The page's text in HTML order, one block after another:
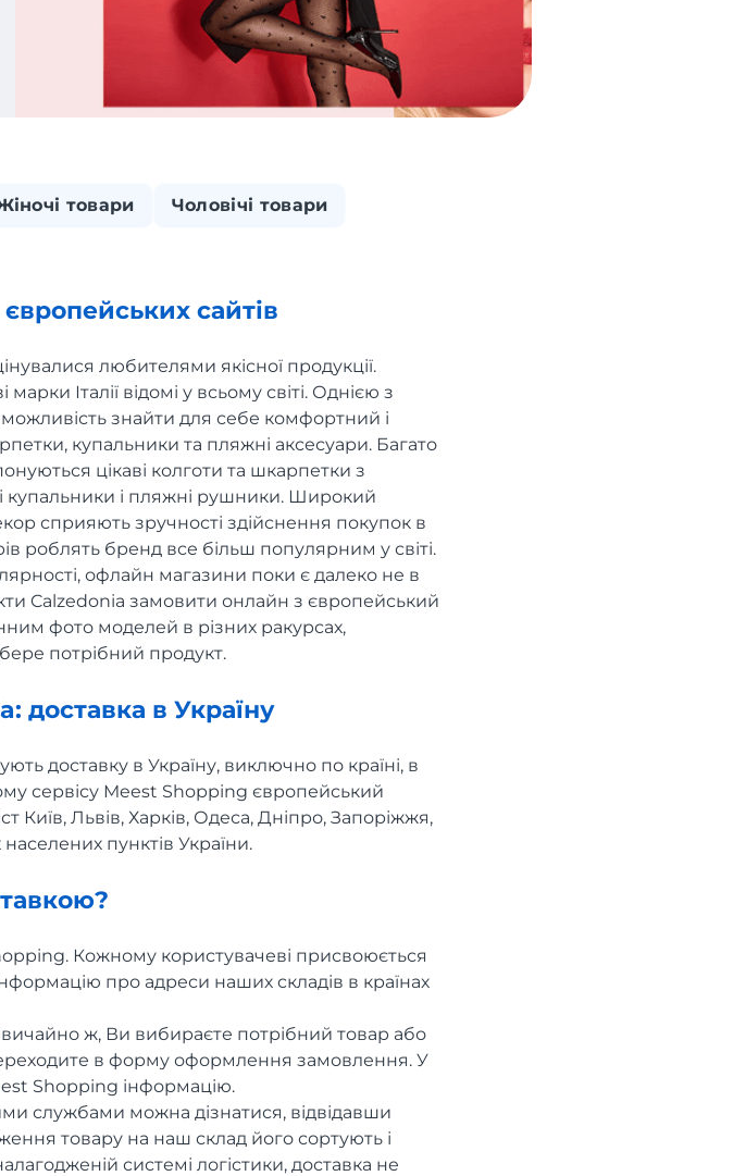
товари Чоловічі товари
сайтів
любителями якісної продукції.
Італії відомі у всьому світі. Однією з
знайти для себе комфортний і
купальники та пляжні аксесуари. Багато
цікаві колготи та шкарпетки з
купальники і пляжні рушники. Широкий
сприяють зручності здійснення покупок в
роблять бренд все більш популярним у світі.
офлайн магазини поки є далеко не в
Calzedonia замовити онлайн з європейський
фото моделей в різних ракурсах,
потрібний продукт.
доставка в Україну
доставку в Україну, виключно по країні, в
сервісу Meest Shopping європейський
Львів, Харків, Одеса, Дніпро, Запоріжжя,
пунктів України.
Кожному користувачеві присвоюється
про адреси наших складів в країнах
ж, Ви вибираєте потрібний товар або
в форму оформлення замовлення. У
Shopping інформацію.
службами можна дізнатися, відвідавши
товару на наш склад його сортують і
системі логістики, доставка не